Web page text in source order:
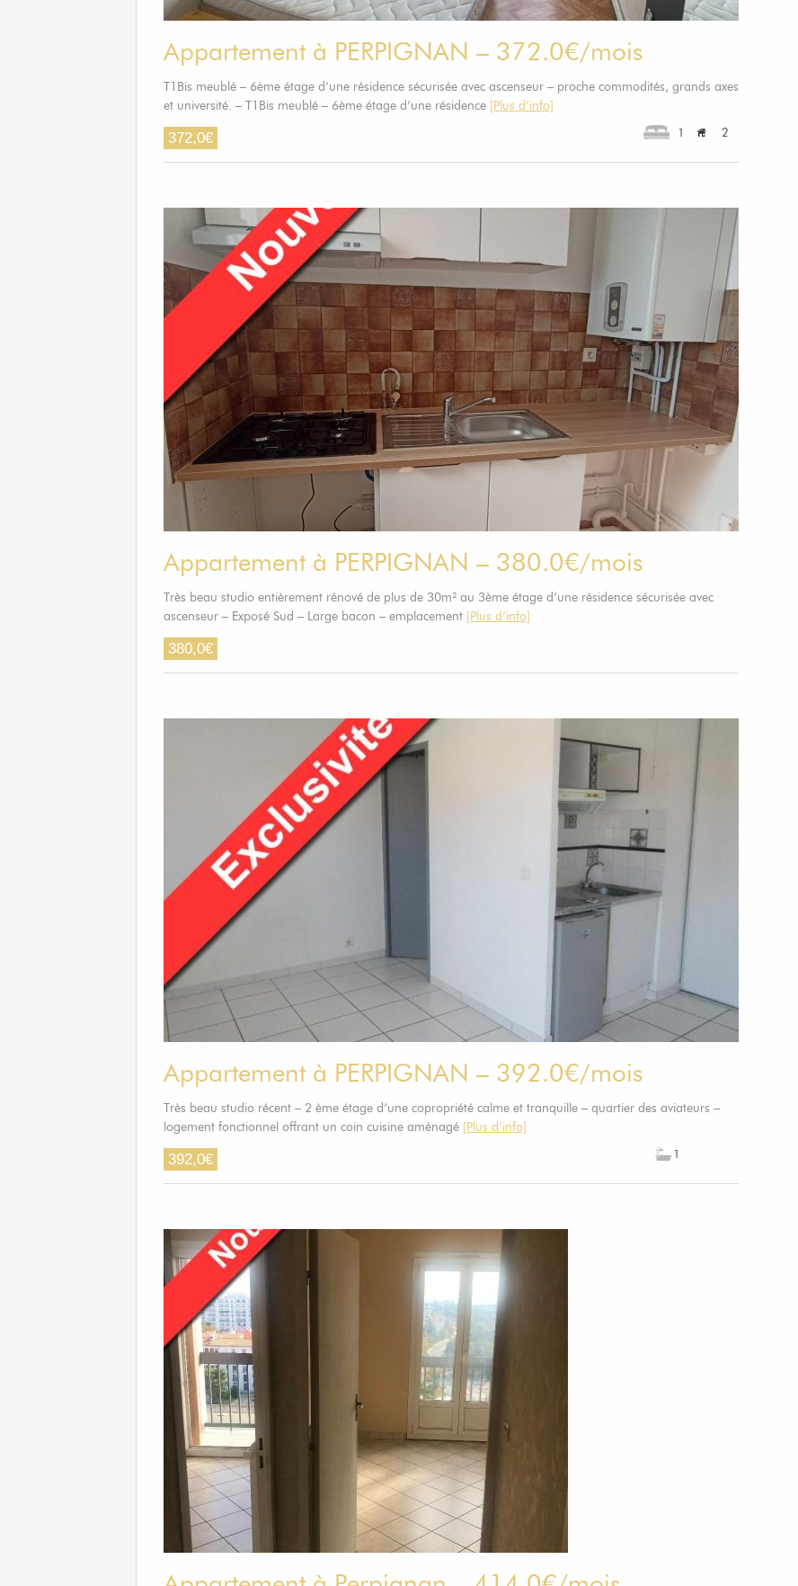
Appartement à PERPIGNAN – 372.0€/mois
T1Bis meublé – 6ème étage d’une résidence sécurisée avec ascenseur – proche commodités, grands axes
et université. – T1Bis meublé – 6ème étage d’une résidence [Plus d’info]
1 2
372,0€
Appartement à PERPIGNAN – 380.0€/mois
Très beau studio entièrement rénové de plus de 30m² au 3ème étage d’une résidence sécurisée avec
ascenseur – Exposé Sud – Large bacon – emplacement [Plus d’info]
380,0€
Appartement à PERPIGNAN – 392.0€/mois
Très beau studio récent – 2 ème étage d’une copropriété calme et tranquille – quartier des aviateurs –
logement fonctionnel offrant un coin cuisine aménagé [Plus d’info]
1
392,0€